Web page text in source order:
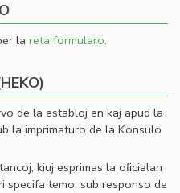
la reta formularo.
de la establoj en kaj apud la
la imprimaturo de la Konsulo
kiuj esprimas la oﬁcialan
specifa temo, sub responso de